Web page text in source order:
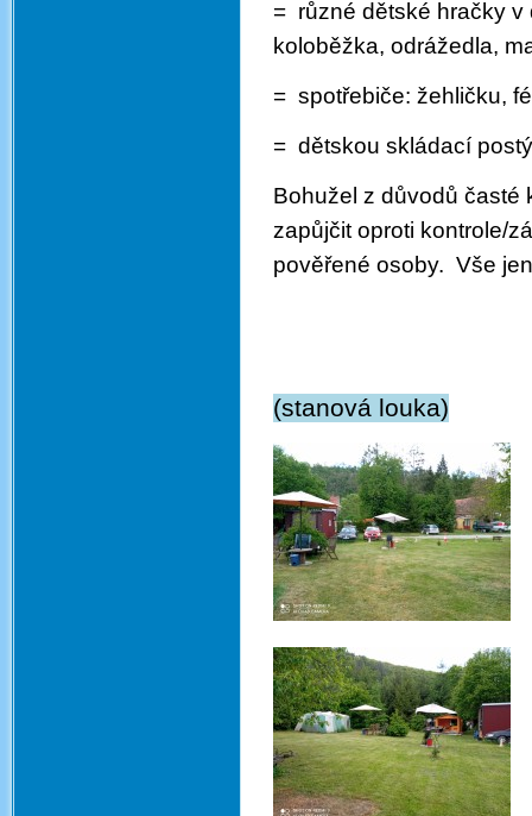
= různé dětské hračky v
koloběžka, odrážedla,
= spotřebiče: žehličku,
= dětskou skládací
Bohužel z důvodů časté
zapůjčit oproti kontrole/
pověřené osoby. Vše
(stanová louka)